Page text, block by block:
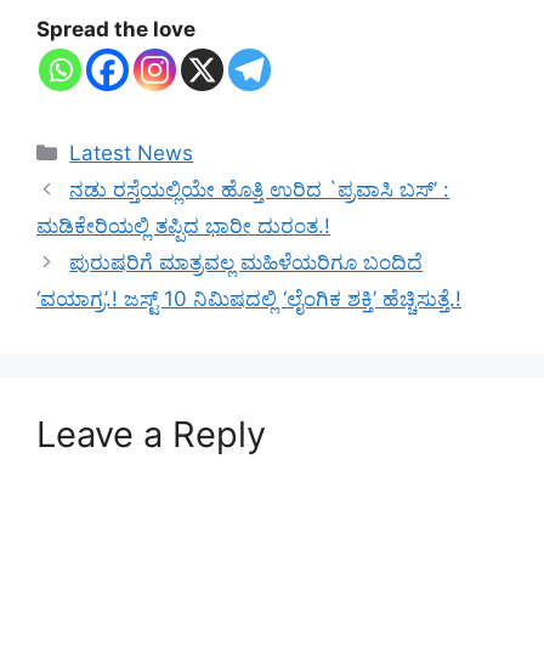
Spread the love
Categories
Latest News
ನಡು ರಸ್ತೆಯಲ್ಲಿಯೇ ಹೊತ್ತಿ ಉರಿದ `ಪ್ರವಾಸಿ ಬಸ್’ :
ಮಡಿಕೇರಿಯಲ್ಲಿ ತಪ್ಪಿದ ಭಾರೀ ದುರಂತ.!
ಪುರುಷರಿಗೆ ಮಾತ್ರವಲ್ಲ ಮಹಿಳೆಯರಿಗೂ ಬಂದಿದೆ
‘ವಯಾಗ್ರ’.! ಜಸ್ಟ್ 10 ನಿಮಿಷದಲ್ಲಿ ‘ಲೈಂಗಿಕ ಶಕ್ತಿ’ ಹೆಚ್ಚಿಸುತ್ತೆ.!
Leave a Reply